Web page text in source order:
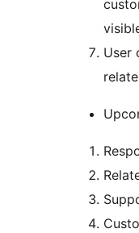
User